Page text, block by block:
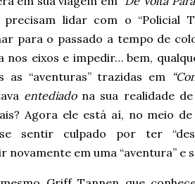
lidar com o “Policial
para o passado a tempo de
nos eixos e impedir… bem,
as “aventuras” trazidas em
entediadona sua realidade
Agora ele está aí, no meio
sentir culpado por ter
novamente em uma “aventura” e